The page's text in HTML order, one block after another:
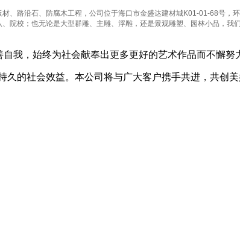
、路沿石、防腐木工程，公司位于海口市金盛达建材城K01-01-68号，
校；也无论是大型群雕、主雕、浮雕，还是景观雕塑、园林小品，我
我，始终为社会献奉出更多更好的艺术作品而不懈努
的社会效益。本公司将与广大客户携手共进，共创美